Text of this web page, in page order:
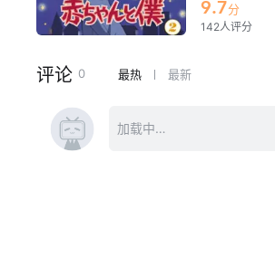
活过得劳累
9.7分
142人评分